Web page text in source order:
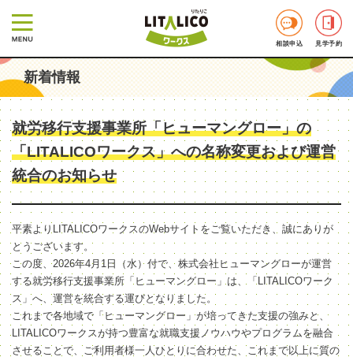
相談申込 見学予約
新着情報
就労移行支援事業所「ヒューマングロー」の
「LITALICOワークス」への名称変更および運営
統合のお知らせ
平素よりLITALICOワークスのWebサイトをご覧いただき、誠にありが
とうございます。
この度、2026年4月1日（水）付で、株式会社ヒューマングローが運営
する就労移行支援事業所「ヒューマングロー」は、「LITALICOワーク
ス」へ、運営を統合する運びとなりました。
これまで各地域で「ヒューマングロー」が培ってきた支援の強みと、
LITALICOワークスが持つ豊富な就職支援ノウハウやプログラムを融合
させることで、ご利用者様一人ひとりに合わせた、これまで以上に質の